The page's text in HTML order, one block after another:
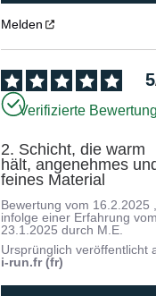
Melden
5
Verifizierte
2. Schicht, die warm
hält, angenehmes
feines Material
Bewertung vom 16.2.2025
infolge einer Erfahrung
23.1.2025 durch M.E.
Ursprünglich veröffentlicht
i-run.fr (fr)